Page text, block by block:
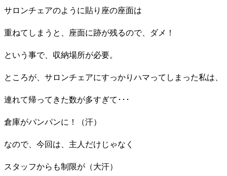
サロンチェアのように貼り座の座面は
重ねてしまうと、座面に跡が残るので、ダメ！
という事で、収納場所が必要。
ところが、サロンチェアにすっかりハマってしまった私は、
連れて帰ってきた数が多すぎて･･･
倉庫がパンパンに！（汗）
なので、今回は、主人だけじゃなく
スタッフからも制限が（大汗）